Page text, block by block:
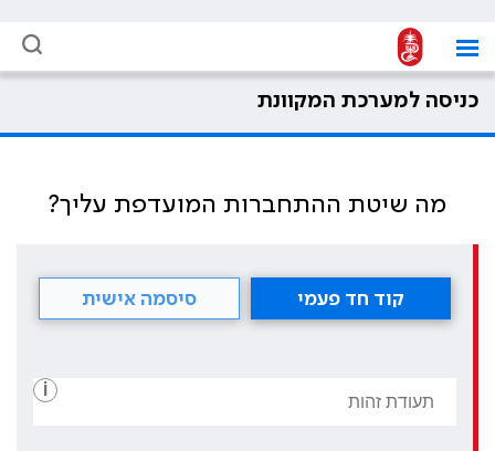
כניסה למערכת המקוונת
מה שיטת ההתחברות המועדפת עליך?
קוד חד פעמי סיסמה אישית
i